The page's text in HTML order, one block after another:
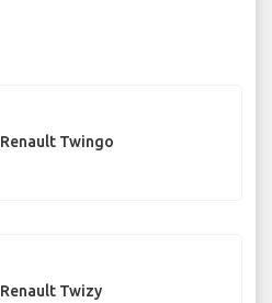
Renault Twingo
Renault Twizy